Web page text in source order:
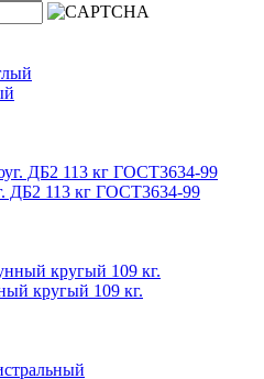
ДБ2 113 кг ГОСТ3634-99
кругый 109 кг.